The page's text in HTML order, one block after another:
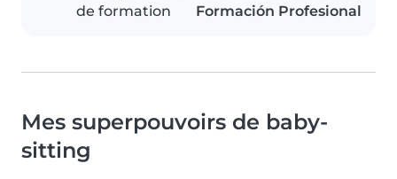
de formation
Formación Profesional
Mes superpouvoirs de baby-
sitting